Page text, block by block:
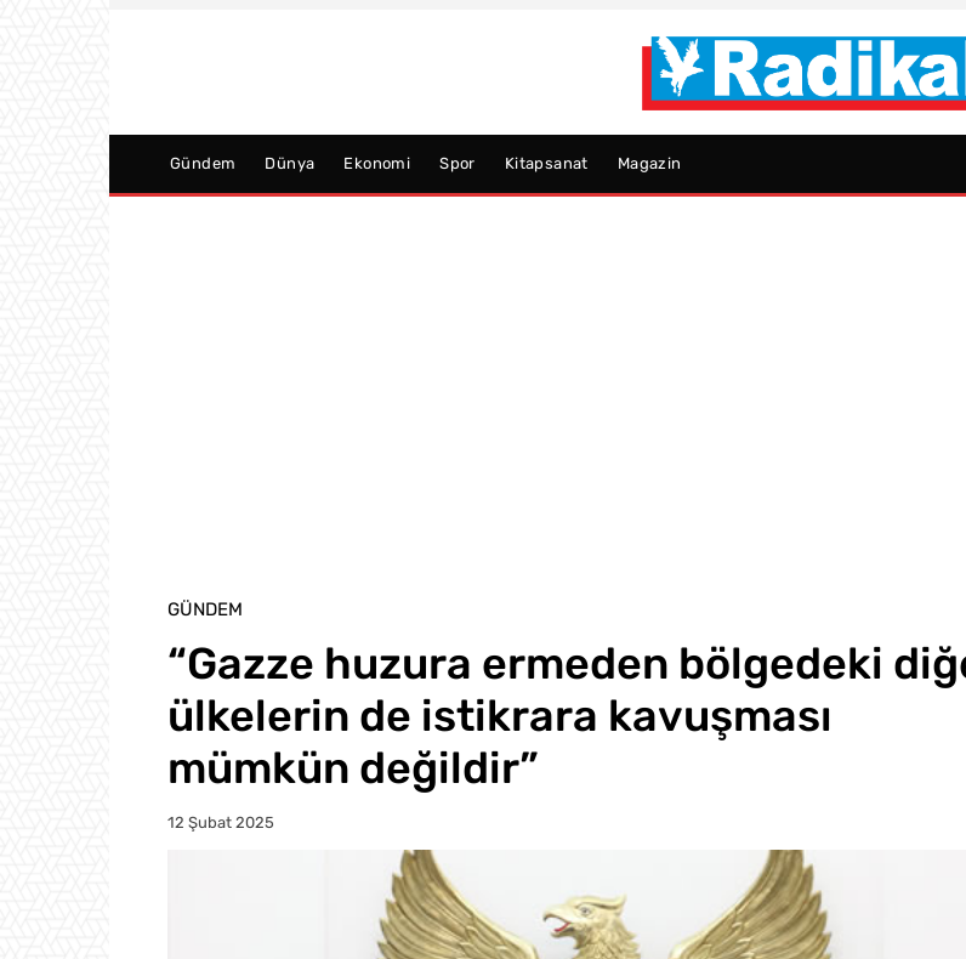
Gündem Dünya Ekonomi Spor Kitapsanat Magazin
GÜNDEM
“Gazze huzura ermeden bölgedeki
ülkelerin de istikrara kavuşması
mümkün değildir”
12 Şubat 2025